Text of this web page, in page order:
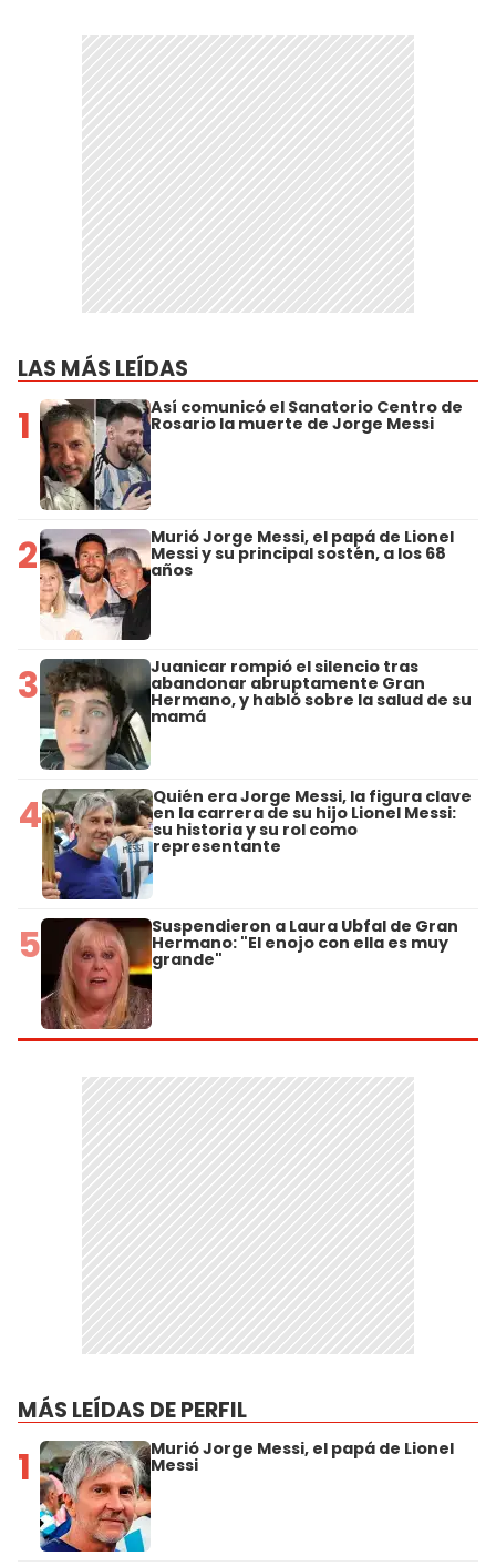
LAS MÁS LEÍDAS
1 Así comunicó el Sanatorio Centro de
Rosario la muerte de Jorge Messi
2 Murió Jorge Messi, el papá de Lionel
Messi y su principal sostén, a los 68
años
3 Juanicar rompió el silencio tras
abandonar abruptamente Gran
Hermano, y habló sobre la salud de su
mamá
4 Quién era Jorge Messi, la figura clave
en la carrera de su hijo Lionel Messi:
su historia y su rol como
representante
5 Suspendieron a Laura Ubfal de Gran
Hermano: "El enojo con ella es muy
grande"
MÁS LEÍDAS DE PERFIL
1 Murió Jorge Messi, el papá de Lionel
Messi